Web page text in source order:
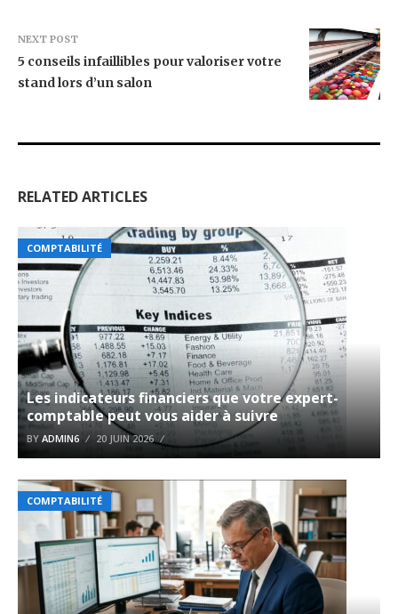
NEXT POST
5 conseils infaillibles pour valoriser votre
stand lors d’un salon
RELATED ARTICLES
COMPTABILITÉ
Les indicateurs financiers que votre expert-
comptable peut vous aider à suivre
BY ADMIN6 20 JUIN 2026
COMPTABILITÉ